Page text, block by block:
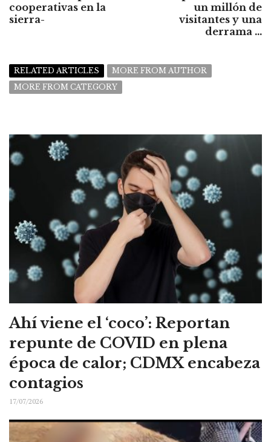
cooperativas en la
sierra-
un millón de
visitantes y una
derrama ...
RELATED ARTICLES
MORE FROM AUTHOR
MORE FROM CATEGORY
Ahí viene el ‘coco’: Reportan
repunte de COVID en plena
época de calor; CDMX encabeza
contagios
17/07/2026